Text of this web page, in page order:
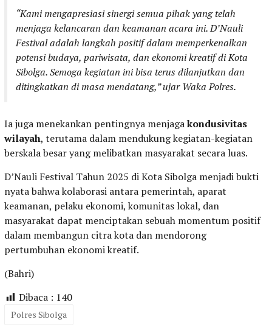
“Kami mengapresiasi sinergi semua pihak yang telah
menjaga kelancaran dan keamanan acara ini. D’Nauli
Festival adalah langkah positif dalam memperkenalkan
potensi budaya, pariwisata, dan ekonomi kreatif di Kota
Sibolga. Semoga kegiatan ini bisa terus dilanjutkan dan
ditingkatkan di masa mendatang,” ujar Waka Polres.
Ia juga menekankan pentingnya menjagakondusivitas
wilayah, terutama dalam mendukung kegiatan-kegiatan
berskala besar yang melibatkan masyarakat secara luas.
D’Nauli Festival Tahun 2025 di Kota Sibolga menjadi bukti
nyata bahwa kolaborasi antara pemerintah, aparat
keamanan, pelaku ekonomi, komunitas lokal, dan
masyarakat dapat menciptakan sebuah momentum positif
dalam membangun citra kota dan mendorong
pertumbuhan ekonomi kreatif.
(Bahri)
Dibaca : 140
Polres Sibolga